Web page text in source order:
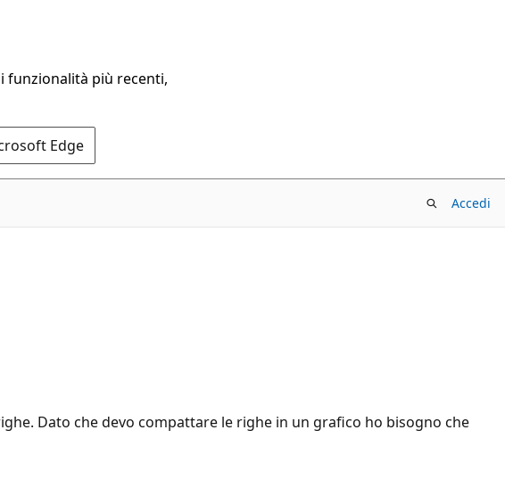
funzionalità più recenti,
Edge
Accedi
Dato che devo compattare le righe in un grafico ho bisogno che